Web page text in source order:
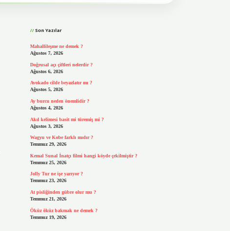
Son Yazılar
Mahallileşme ne demek ?
Ağustos 7, 2026
Doğrusal açı çiftleri nelerdir ?
Ağustos 6, 2026
Avokado cilde beyazlatır mı ?
Ağustos 5, 2026
Ay burcu neden önemlidir ?
Ağustos 4, 2026
Akıl kelimesi basit mi türemiş mi ?
Ağustos 3, 2026
Wagyu ve Kobe farklı mıdır ?
Temmuz 29, 2026
Kemal Sunal İnatçı filmi hangi köyde çekilmiştir ?
Temmuz 25, 2026
Jolly Tur ne işe yarıyor ?
Temmuz 23, 2026
At pisliğinden gübre olur mu ?
Temmuz 21, 2026
Öküz öküz bakmak ne demek ?
Temmuz 19, 2026